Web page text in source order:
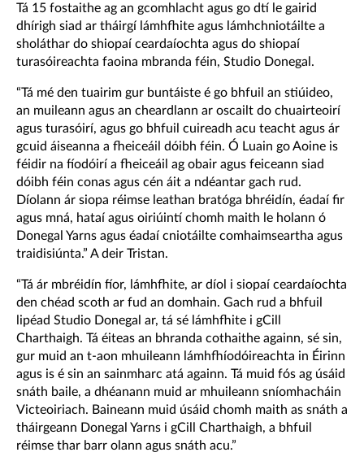
Tá 15 fostaithe ag an gcomhlacht agus go dtí le gairid
dhírigh siad ar tháirgí lámhfhite agus lámhchniotáilte a
sholáthar do shiopaí ceardaíochta agus do shiopaí
turasóireachta faoina mbranda féin, Studio Donegal.
“Tá mé den tuairim gur buntáiste é go bhfuil an stiúideo,
an muileann agus an cheardlann ar oscailt do chuairteoirí
agus turasóirí, agus go bhfuil cuireadh acu teacht agus ár
gcuid áiseanna a fheiceáil dóibh féin. Ó Luain go Aoine is
féidir na fíodóirí a fheiceáil ag obair agus feiceann siad
dóibh féin conas agus cén áit a ndéantar gach rud.
Díolann ár siopa réimse leathan bratóga bhréidín, éadaí fir
agus mná, hataí agus oiriúintí chomh maith le holann ó
Donegal Yarns agus éadaí cniotáilte comhaimseartha agus
traidisiúnta.” A deir Tristan.
“Tá ár mbréidín fíor, lámhfhite, ar díol i siopaí ceardaíochta
den chéad scoth ar fud an domhain. Gach rud a bhfuil
lipéad Studio Donegal ar, tá sé lámhfhite i gCill
Charthaigh. Tá éiteas an bhranda cothaithe againn, sé sin,
gur muid an t-aon mhuileann lámhfhíodóireachta in Éirinn
agus is é sin an sainmharc atá againn. Tá muid fós ag úsáid
snáth baile, a dhéanann muid ar mhuileann sníomhacháin
Victeoiriach. Baineann muid úsáid chomh maith as snáth a
tháirgeann Donegal Yarns i gCill Charthaigh, a bhfuil
réimse thar barr olann agus snáth acu.”